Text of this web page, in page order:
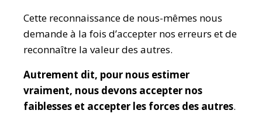
Cette reconnaissance de nous-mêmes nous
demande à la fois d’accepter nos erreurs et de
reconnaître la valeur des autres.
Autrement dit, pour nous estimer
vraiment, nous devons accepter nos
faiblesses et accepter les forces des autres.